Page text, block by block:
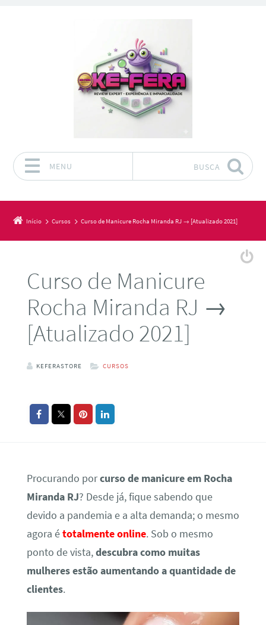
MENU BUSCA
Início Cursos Curso de Manicure Rocha Miranda RJ → [Atualizado 2021]
Curso de Manicure
Rocha Miranda RJ →
[Atualizado 2021]
KEFERASTORE CURSOS
Procurando porcurso de manicure em Rocha
Miranda RJ? Desde já, fique sabendo que
devido a pandemia e a alta demanda; o mesmo
agora étotalmente online. Sob o mesmo
ponto de vista,descubra como muitas
mulheres estão aumentando a quantidade de
clientes.